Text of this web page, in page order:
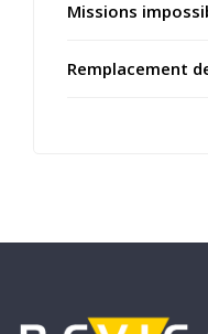
Missions
Remplacement